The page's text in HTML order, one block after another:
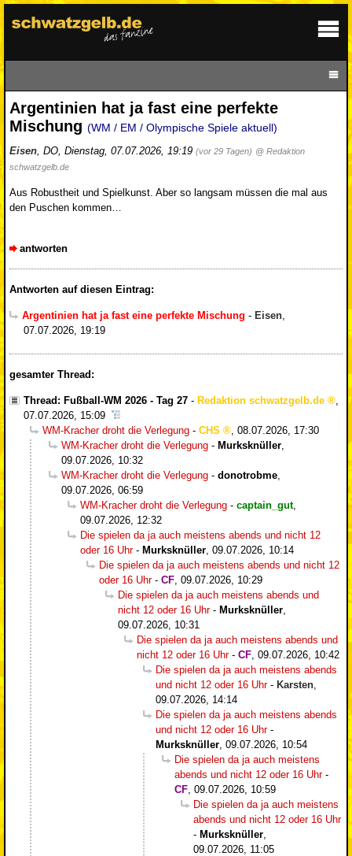
Argentinien hat ja fast eine perfekte
Mischung (WM / EM / Olympische Spiele aktuell)
Eisen, DO, Dienstag, 07.07.2026, 19:19 (vor 29 Tagen) @ Redaktion
schwatzgelb.de
Aus Robustheit und Spielkunst. Aber so langsam müssen die mal aus
den Puschen kommen…
antworten
Antworten auf diesen Eintrag:
Argentinien hat ja fast eine perfekte Mischung - Eisen,
07.07.2026, 19:19
gesamter Thread:
Thread: Fußball-WM 2026 - Tag 27 - Redaktion schwatzgelb.de
07.07.2026, 15:09
WM-Kracher droht die Verlegung - CHS
08.07.2026, 17:30
WM-Kracher droht die Verlegung - Murksknüller
09.07.2026, 10:32
WM-Kracher droht die Verlegung - donotrobme
09.07.2026, 06:59
WM-Kracher droht die Verlegung - captain_gut,
09.07.2026, 12:32
Die spielen da ja auch meistens abends und nicht 12
oder 16 Uhr- Murksknüller 09.07.2026, 10:14
Die spielen da ja auch meistens abends und nicht 12
oder 16 Uhr- CF 09.07.2026, 10:29
Die spielen da ja auch meistens abends und
nicht 12 oder 16 Uhr- Murksknüller
09.07.2026, 10:31
Die spielen da ja auch meistens abends und
nicht 12 oder 16 Uhr- CF 09.07.2026, 10:42
Die spielen da ja auch meistens abends
und nicht 12 oder 16 Uhr- Karsten
09.07.2026, 14:14
Die spielen da ja auch meistens abends
und nicht 12 oder 16 Uhr-
Murksknüller 09.07.2026, 10:54
Die spielen da ja auch meistens
abends und nicht 12 oder 16 Uhr-
CF 09.07.2026, 10:59
Die spielen da ja auch meistens
abends und nicht 12 oder 16 Uhr
- Murksknüller
09.07.2026, 11:05